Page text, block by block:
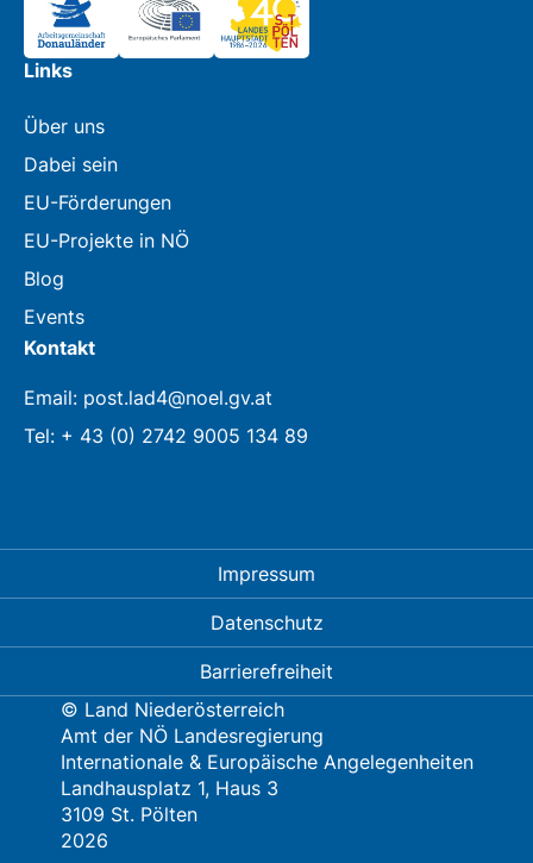
Links
Über uns
Dabei sein
EU-Förderungen
EU-Projekte in NÖ
Blog
Events
Kontakt
Email: post.lad4@noel.gv.at
Tel: + 43 (0) 2742 9005 134 89
© Land Niederösterreich
Amt der NÖ Landesregierung
Internationale & Europäische Angelegenheiten
Landhausplatz 1, Haus 3
3109 St. Pölten
2026
Impressum
Datenschutz
Barrierefreiheit